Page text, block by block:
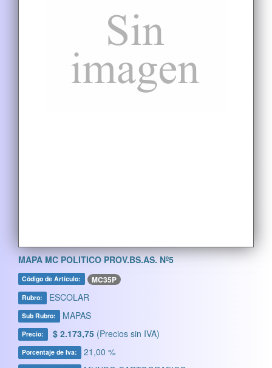
MAPA MC POLITICO PROV.BS.AS. Nº5
Código de Artículo: MC35P
Rubro: ESCOLAR
Sub Rubro: MAPAS
Precio: $ 2.173,75 (Precios sin IVA)
Porcentaje de Iva: 21,00 %